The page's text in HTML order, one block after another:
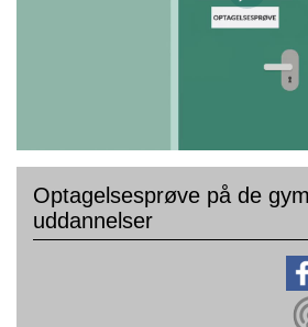
Optagelsesprøve på de
uddannelser